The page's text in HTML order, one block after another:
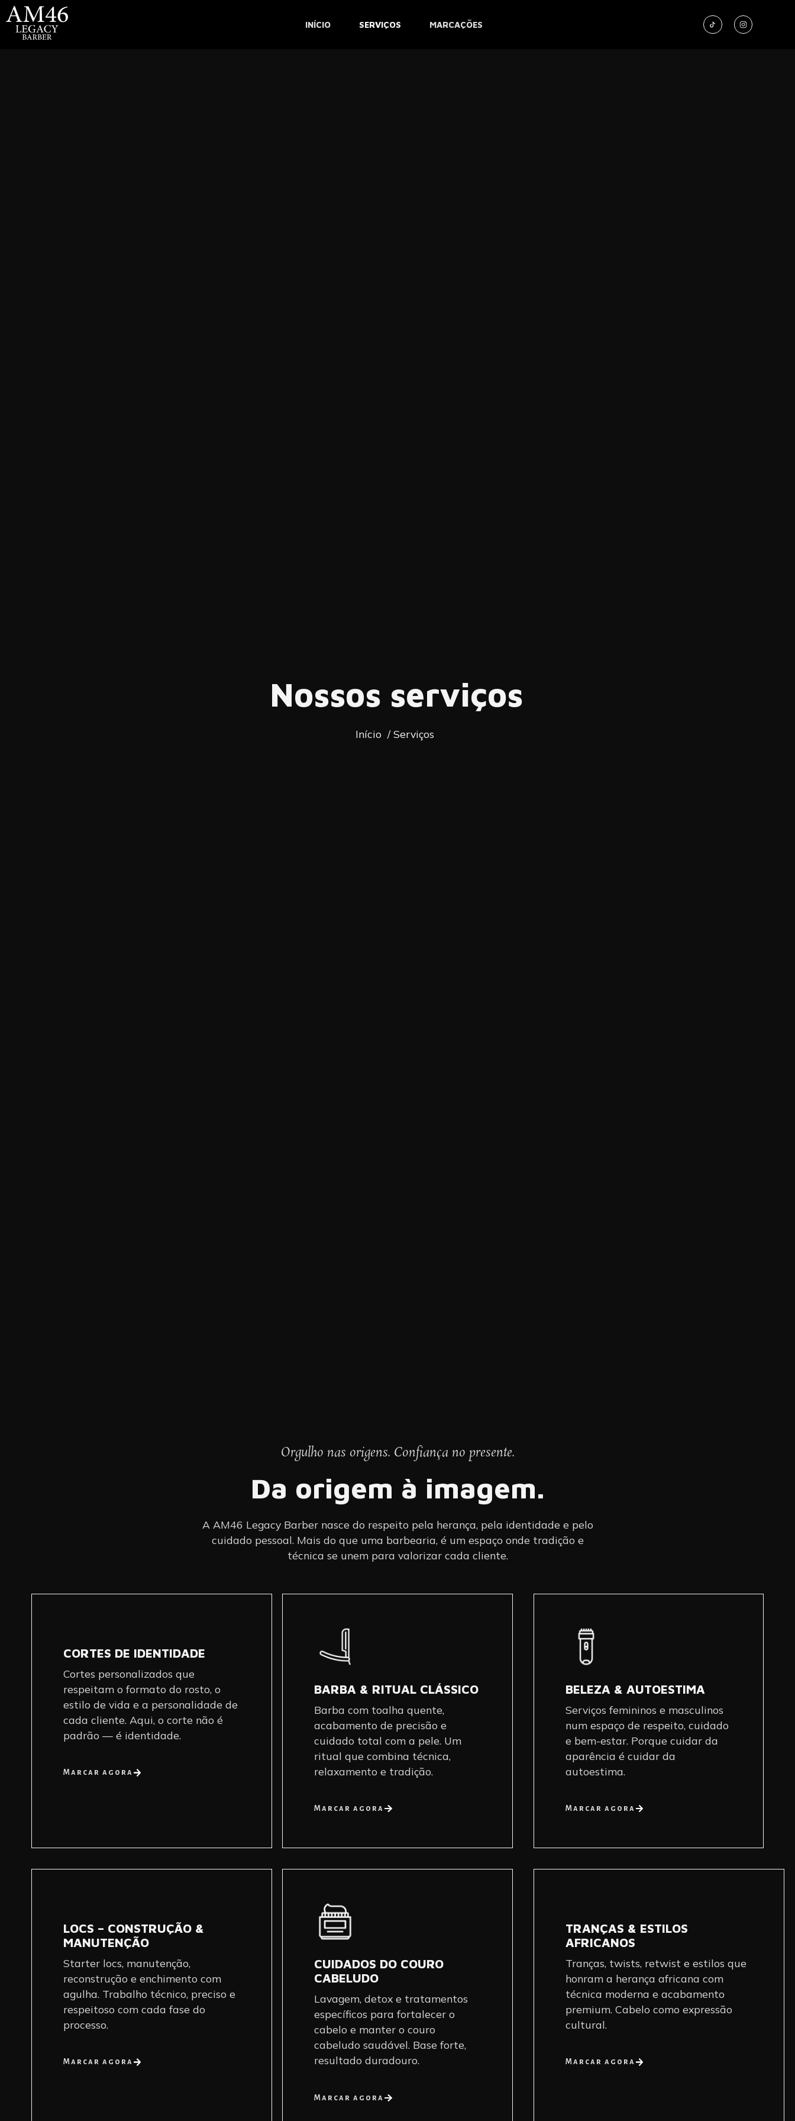
INÍCIO SERVIÇOS MARCAÇÕES
Nossos serviços
Início / Serviços
Orgulho nas origens. Confiança no presente.
Da origem à imagem.
A AM46 Legacy Barber nasce do respeito pela herança, pela identidade e pelo
cuidado pessoal. Mais do que uma barbearia, é um espaço onde tradição e
técnica se unem para valorizar cada cliente.
CORTES DE IDENTIDADE
Cortes personalizados que
respeitam o formato do rosto, o
estilo de vida e a personalidade de
cada cliente. Aqui, o corte não é
padrão — é identidade.
Marcar agora
BARBA & RITUAL CLÁSSICO
Barba com toalha quente,
acabamento de precisão e
cuidado total com a pele. Um
ritual que combina técnica,
relaxamento e tradição.
Marcar agora
BELEZA & AUTOESTIMA
Serviços femininos e masculinos
num espaço de respeito, cuidado
e bem-estar. Porque cuidar da
aparência é cuidar da
autoestima.
Marcar agora
LOCS – CONSTRUÇÃO &
MANUTENÇÃO
Starter locs, manutenção,
reconstrução e enchimento com
agulha. Trabalho técnico, preciso e
respeitoso com cada fase do
processo.
Marcar agora
CUIDADOS DO COURO
CABELUDO
Lavagem, detox e tratamentos
específicos para fortalecer o
cabelo e manter o couro
cabeludo saudável. Base forte,
resultado duradouro.
Marcar agora
TRANÇAS & ESTILOS
AFRICANOS
Tranças, twists, retwist e estilos que
honram a herança africana com
técnica moderna e acabamento
premium. Cabelo como expressão
cultural.
Marcar agora